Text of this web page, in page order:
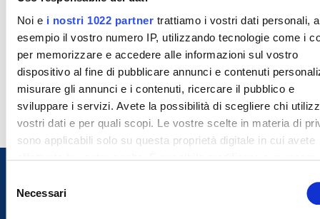
Noi e i nostri 1022 partnertrattiamo i vostri dati personali,
esempio il vostro numero IP, utilizzando tecnologie come i
per memorizzare e accedere alle informazioni sul vostro
dispositivo al fine di pubblicare annunci e contenuti
misurare gli annunci e i contenuti, ricercare il pubblico e
sviluppare i servizi. Avete la possibilità di scegliere chi
vostri dati e per quali scopi. Le vostre scelte in materia di
sono applicabili solo su questa proprietà digitale in cui avete
effettuato le vostre scelte. È possibile modificare o revocare
cookie o facendo clic sull'icona di attivazione della privacy.
Necessari